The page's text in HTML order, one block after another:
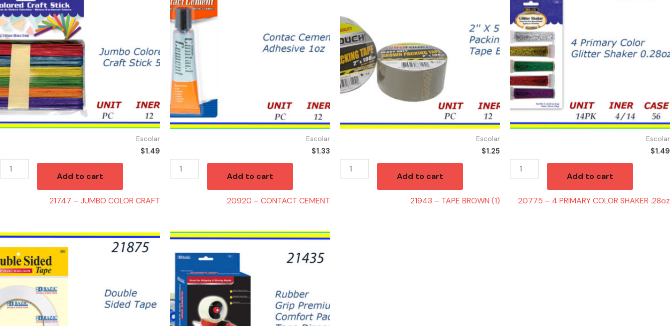
Escolar
$1.49
COLOR
CRAFT
quantity
Add to cart
21747 – JUMBO COLOR CRAFT
Escolar
$1.33
CEMENT
quantity
Add to cart
20920 – CONTACT CEMENT
Escolar
$1.25
BROWN
(1)
quantity
Add to cart
21943 – TAPE BROWN (1)
Escolar
$1.49
PRIMARY
COLOR
SHAKER
.28oz
quantity
Add to cart
20775 – 4 PRIMARY COLOR SHAKER .28oz
21875
-
MASKING
TAPE
DOBLE
LADO
21435
PARA
TAPE
quantity